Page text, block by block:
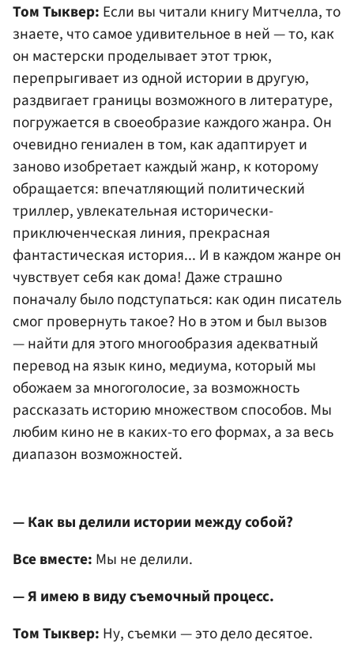
Том Тыквер: Если вы читали книгу Митчелла, то
знаете, что самое удивительное в ней — то, как
он мастерски проделывает этот трюк,
перепрыгивает из одной истории в другую,
раздвигает границы возможного в литературе,
погружается в своеобразие каждого жанра. Он
очевидно гениален в том, как адаптирует и
заново изобретает каждый жанр, к которому
обращается: впечатляющий политический
триллер, увлекательная исторически-
приключенческая линия, прекрасная
фантастическая история... И в каждом жанре он
чувствует себя как дома! Даже страшно
поначалу было подступаться: как один писатель
смог провернуть такое? Но в этом и был вызов
— найти для этого многообразия адекватный
перевод на язык кино, медиума, который мы
обожаем за многоголосие, за возможность
рассказать историю множеством способов. Мы
любим кино не в каких-то его формах, а за весь
диапазон возможностей.
— Как вы делили истории между собой?
Все вместе: Мы не делили.
— Я имею в виду съемочный процесс.
Том Тыквер: Ну, съемки — это дело десятое.